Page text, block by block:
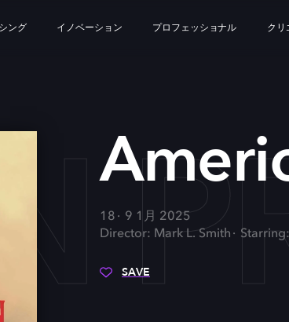
ング イノベーション プロフェッショナル クリ
18
9 1月 2025
Director: Mark L. Smith
SAVE